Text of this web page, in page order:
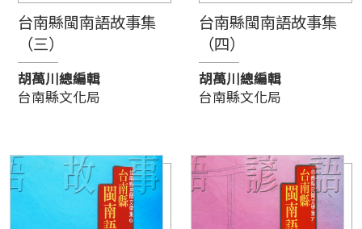
台南縣閩南語故事集
（三）
胡萬川總編輯
台南縣文化局
台南縣閩南語故事集
（四）
胡萬川總編輯
台南縣文化局